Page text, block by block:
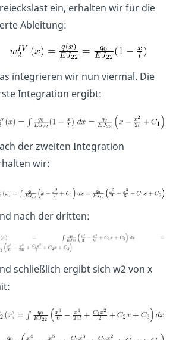
ein, erhalten wir für die
Ableitung:
integrieren wir nun viermal. Die
Integration ergibt:
der zweiten Integration
wir:
nach der dritten:
schließlich ergibt sich w2 von x